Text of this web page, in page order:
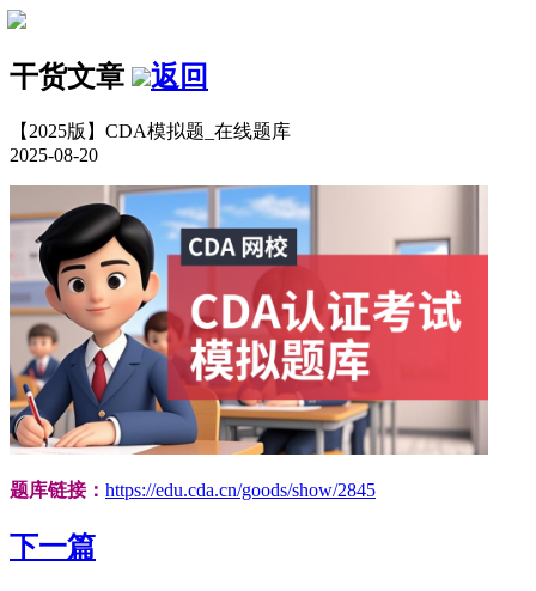
干货文章 返回
【2025版】CDA模拟题_在线题库
2025-08-20
题库链接： https://edu.cda.cn/goods/show/2845
下一篇